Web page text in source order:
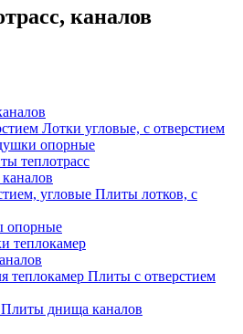
каналов
Лотки угловые, с отверстием
опорные
теплотрасс
Плиты лотков, с
опорные
теплокамер
Плиты с отверстием
Плиты днища каналов